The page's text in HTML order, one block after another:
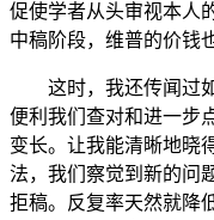
促使学者从头审视本人
中稿阶段，维普的价钱
这时，我还传闻过如
便利我们查对和进一步
变长。让我能清晰地晓
法，我们察觉到新的问
拒稿。反复率天然就降